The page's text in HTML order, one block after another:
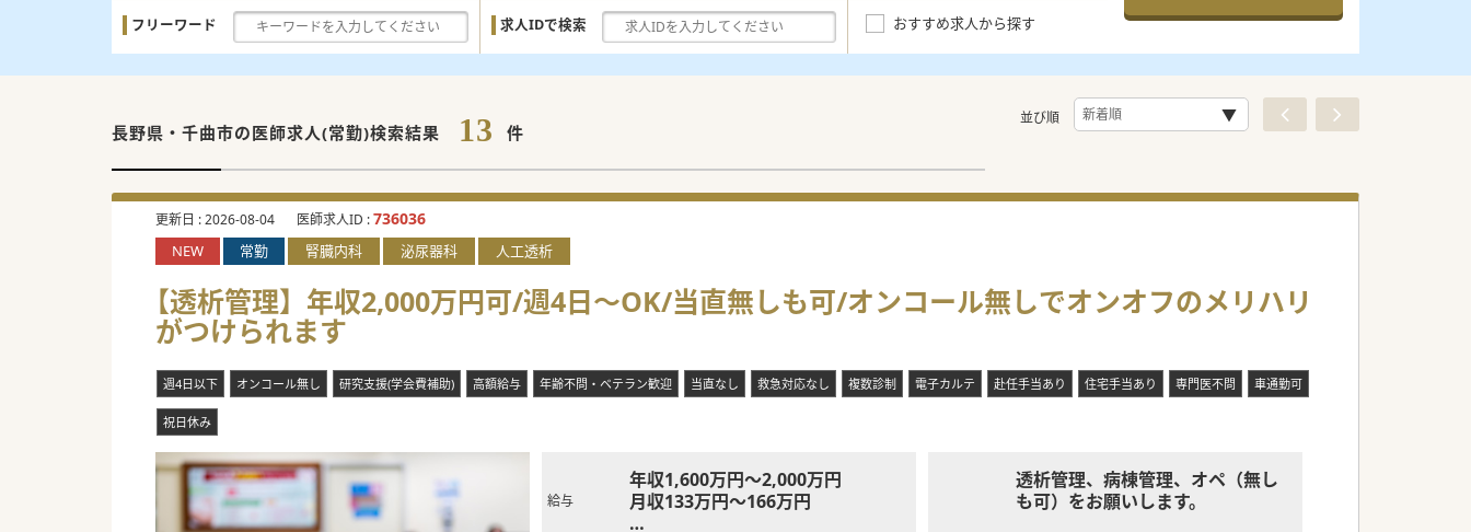
フリーワード 求人IDで検索 おすすめ求人から探す
長野県・千曲市の医師求人(常勤)検索結果 13 件
並び順
更新日 :2026-08-04 医師求人ID :736036
NEW 常勤 腎臓内科 泌尿器科 人工透析
【透析管理】年収2,000万円可/週4日～OK/当直無しも可/オンコール無しでオンオフのメリハリ
がつけられます
週4日以下 オンコール無し 研究支援(学会費補助) 高額給与 年齢不問・ベテラン歓迎 当直なし 救急対応なし 複数診制 電子カルテ 赴任手当あり 住宅手当あり 専門医不問 車通勤可
祝日休み
給与
年収1,600万円～2,000万円
月収133万円～166万円
透析管理、病棟管理、オペ（無し
も可）をお願いします。